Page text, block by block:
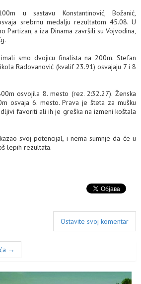
u sastavu Konstantinović, Božanić,
srebrnu medalju rezultatom 45.08. U
Partizan, a iza Dinama završili su Vojvodina,
smo dvojicu finalista na 200m. Stefan
Radovanović (kvalif 23.91) osvajaju 7 i 8
osvojila 8. mesto (rez. 2:32.27). Ženska
osvaja 6. mesto. Prava je šteta za mušku
favoriti ali ih je greška na izmeni koštala
svoj potencijal, i nema sumnje da će u
lepih rezultata.
Ostavite svoj komentar
→